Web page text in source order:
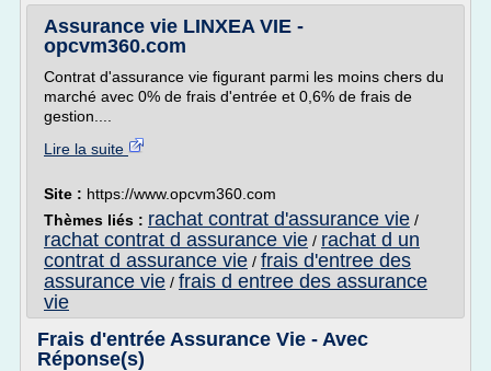
Assurance vie LINXEA VIE -
opcvm360.com
Contrat d'assurance vie figurant parmi les moins chers du
marché avec 0% de frais d'entrée et 0,6% de frais de
gestion....
Lire la suite
Site : https://www.opcvm360.com
Thèmes liés : rachat contrat d'assurance vie /
rachat contrat d assurance vie / rachat d un
contrat d assurance vie / frais d'entree des
assurance vie / frais d entree des assurance
vie
Frais d'entrée Assurance Vie - Avec
Réponse(s)